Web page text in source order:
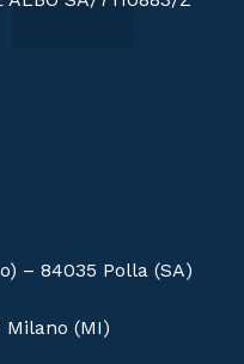
– 84035 Polla (SA)
Milano (MI)